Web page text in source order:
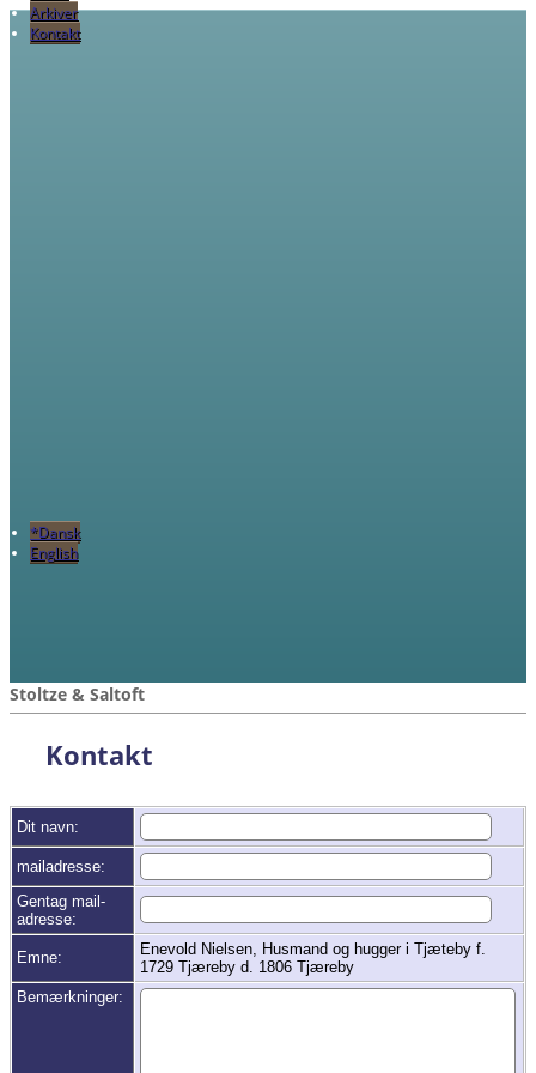
Arkiver
Kontakt
*Dansk
English
Stoltze & Saltoft
Kontakt
Dit navn:
mailadresse:
Gentag mail-
adresse:
Emne:
Enevold Nielsen, Husmand og hugger i Tjæteby f.
1729 Tjæreby d. 1806 Tjæreby
Bemærkninger: